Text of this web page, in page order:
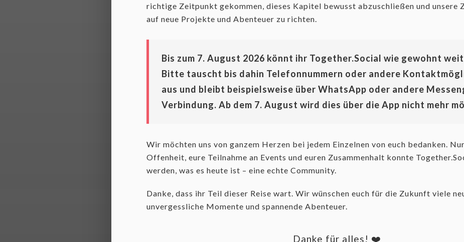
richtige Zeitpunkt gekommen, dieses Kapitel bewusst abzuschließen und unsere
auf neue Projekte und Abenteuer zu richten.
Bis zum 7. August 2026 könnt ihr Together.Social wie gewohnt
Bitte tauscht bis dahin Telefonnummern oder andere
aus und bleibt beispielsweise über WhatsApp oder andere
Verbindung. Ab dem 7. August wird dies über die App nicht mehr
Wir möchten uns von ganzem Herzen bei jedem Einzelnen von euch bedanken.
Offenheit, eure Teilnahme an Events und euren Zusammenhalt konnte
werden, was es heute ist – eine echte Community.
Danke, dass ihr Teil dieser Reise wart. Wir wünschen euch für die Zukunft viele
unvergessliche Momente und spannende Abenteuer.
Danke für alles! ❤️